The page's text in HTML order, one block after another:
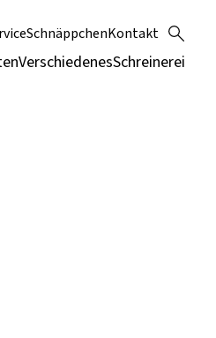
SchnäppchenKontakt
VerschiedenesSchreinerei